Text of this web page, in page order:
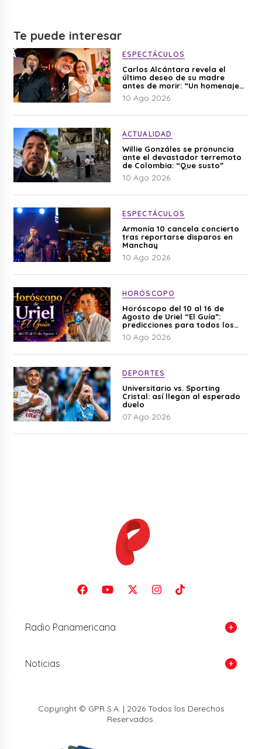
Te puede interesar
ESPECTÁCULOS
Carlos Alcántara revela el
último deseo de su madre
antes de morir: “Un homenaje
para mi mamá”
10 Ago 2026
ACTUALIDAD
Willie Gonzáles se pronuncia
ante el devastador terremoto
de Colombia: “Que susto”
10 Ago 2026
ESPECTÁCULOS
Armonía 10 cancela concierto
tras reportarse disparos en
Manchay
10 Ago 2026
HORÓSCOPO
Horóscopo del 10 al 16 de
Agosto de Uriel “El Guía”:
predicciones para todos los
signos del zodiaco aquí
10 Ago 2026
DEPORTES
Universitario vs. Sporting
Cristal: así llegan al esperado
duelo
07 Ago 2026
Radio Panamericana
Noticias
Copyright © GPR S.A. | 2026 Todos los Derechos
Reservados.